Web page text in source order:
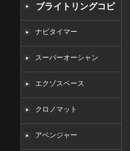
ブライトリングコピ
ー ナビタイマー
スーパーオーシャン
エクゾスペース
クロノマット
アベンジャー